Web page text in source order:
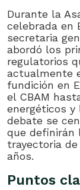
Durante la
celebrada en
secretaria
abordó los
regulatorios
actualmente
fundición en
el CBAM
energéticos
debate se
que definirán
trayectoria
años.
Puntos